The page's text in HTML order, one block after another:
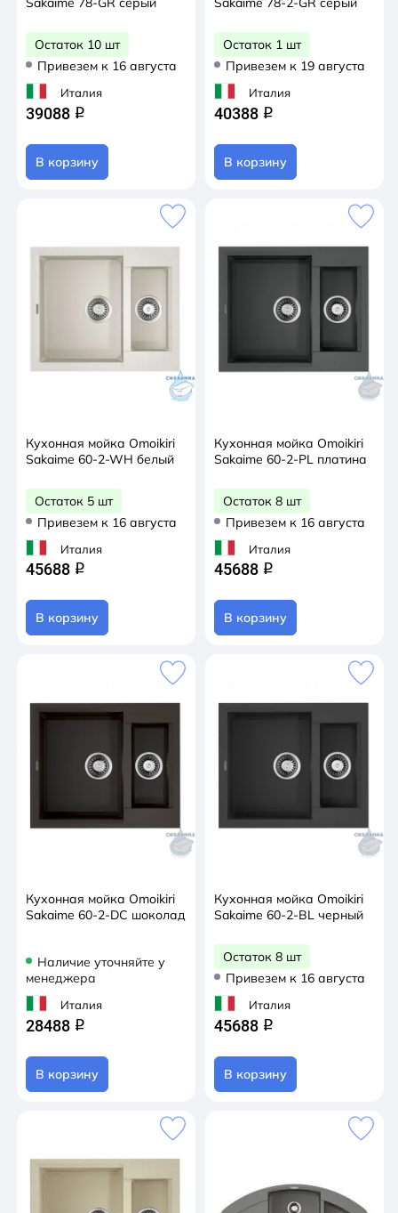
Остаток 10 шт
Привезем к 16 августа
Италия
39088 q
В корзину
Остаток 1 шт
Привезем к 19 августа
Италия
40388 q
В корзину
Кухонная мойка Omoikiri
Sakaime 60-2-WH белый
Остаток 5 шт
Привезем к 16 августа
Италия
45688 q
В корзину
Кухонная мойка Omoikiri
Sakaime 60-2-PL платина
Остаток 8 шт
Привезем к 16 августа
Италия
45688 q
В корзину
Кухонная мойка Omoikiri
Sakaime 60-2-DC шоколад
Наличие уточняйте у
менеджера
Италия
28488 q
В корзину
Кухонная мойка Omoikiri
Sakaime 60-2-BL черный
Остаток 8 шт
Привезем к 16 августа
Италия
45688 q
В корзину